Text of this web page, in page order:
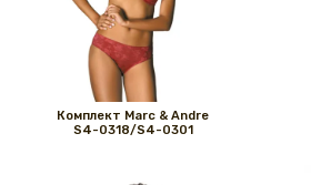
Комплект Marс & Andre
S4-0318/S4-0301